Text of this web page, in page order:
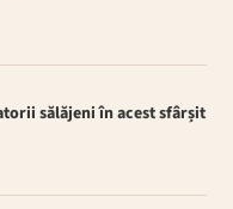
sălăjeni în acest sfârșit